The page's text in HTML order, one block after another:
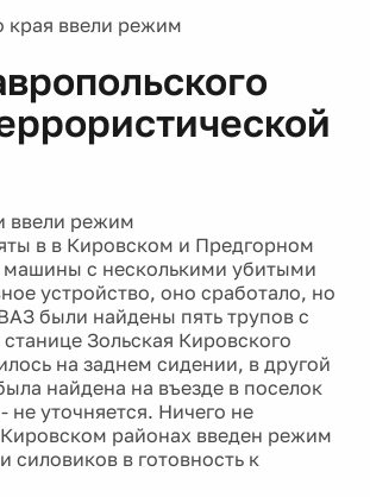
края ввели режим
ввели режим
в в Кировском и Предгорном
машины с несколькими убитыми
устройство, оно сработало, но
были найдены пять трупов с
Зольская Кировского
на заднем сидении, в другой
найдена на въезде в поселок
не уточняется. Ничего не
районах введен режим
в готовность к